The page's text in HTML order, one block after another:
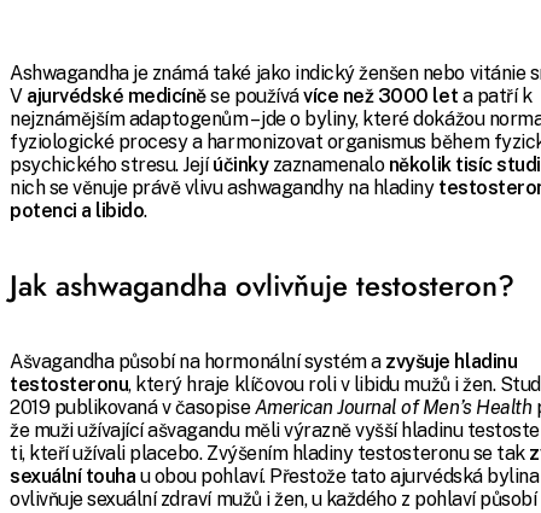
Ashwagandha je známá také jako indický ženšen nebo vitánie
V ajurvédské medicíněse používávíce než 3000 let a patří k
nejznámějším adaptogenům – jde o byliny, které dokážou
fyziologické procesy a harmonizovat organismus během
psychického stresu. Jejíúčinkyzaznamenalo několik tisíc
nich se věnuje právě vlivu ashwagandhy na hladiny
potenci a libido.
Jak ashwagandha ovlivňuje testosteron?
Ašvagandha působí na hormonální systém a zvyšuje hladinu
testosteronu, který hraje klíčovou roli v libidu mužů i žen.
2019 publikovaná v časopiseAmerican Journal of Men’s Health
že muži užívající ašvagandu měli výrazně vyšší hladinu
ti, kteří užívali placebo. Zvýšením hladiny testosteronu se tak
sexuální touha u obou pohlaví. Přestože tato ajurvédská
ovlivňuje sexuální zdraví mužů i žen, u každého z pohlaví působí